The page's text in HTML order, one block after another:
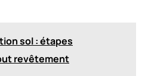
sol : étapes
revêtement